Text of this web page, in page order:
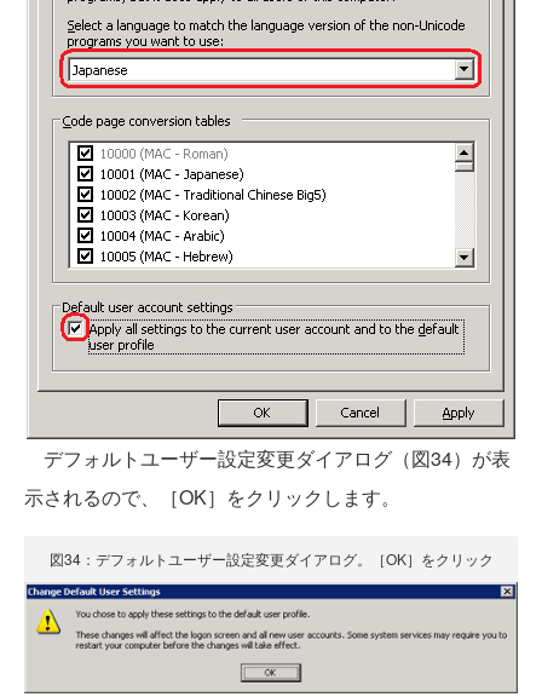
デフォルトユーザー設定変更ダイアログ（図34）が表
示されるので、［OK］をクリックします。
図34：デフォルトユーザー設定変更ダイアログ。［OK］をクリック